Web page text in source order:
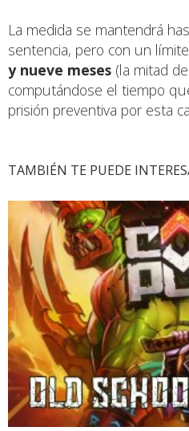
La medida se mantendrá
sentencia, pero con un
y nueve meses (la mitad
computándose el tiempo
prisión preventiva por esta
TAMBIÉN TE PUEDE